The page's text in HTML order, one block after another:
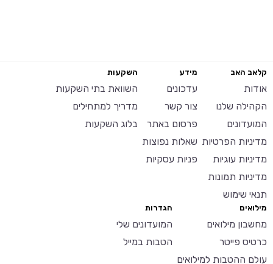
קלאב האב
אודות
הקהילה שלנו
המועדונים
מדיניות הפרטיות
מדיניות עוגיות
מדיניות תמונות
תנאי שימוש
מידע
עדכונים
צור קשר
פרסום באתר
שאלות נפוצות
פניות עסקיות
השקעות
השוואת בתי השקעות
מדריך למתחילים
בלוג השקעות
מילואים
מחשבון מילואים
כרטיס פייטר
עולם ההטבות למילואים
הגדרות
המועדונים שלי
הטבות במייל